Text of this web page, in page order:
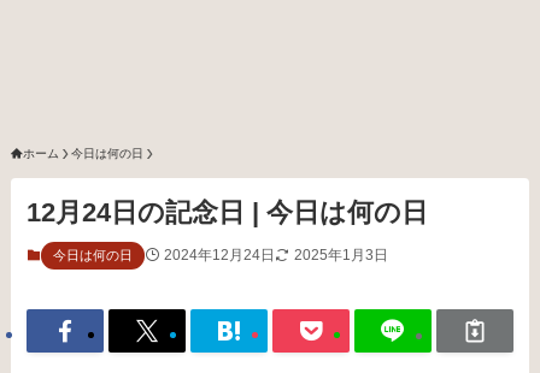
ホーム 今日は何の日
12月24日の記念日 | 今日は何の日
今日は何の日 2024年12月24日 2025年1月3日